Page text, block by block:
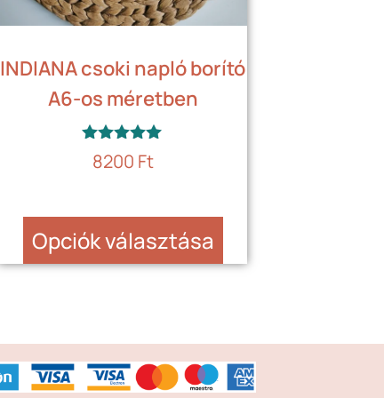
INDIANA csoki napló borító
A6-os méretben
Értékelés:
5.00
8200 Ft
Opciók választása